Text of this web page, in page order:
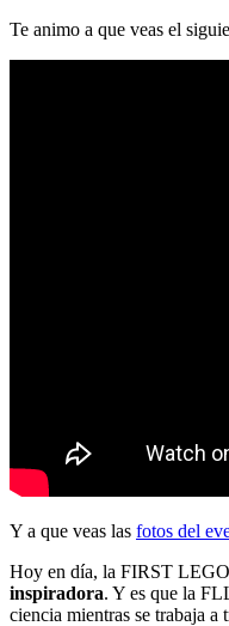
Te animo a que veas el
Y a que veas las fotos del
Hoy en día, la FIRST
inspiradora. Y es que la
ciencia mientras se trabaja